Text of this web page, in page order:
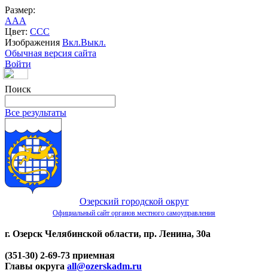
Размер:
AAA
Цвет: CCC
Изображения Вкл.Выкл.
Обычная версия сайта
Войти
Поиск
Все результаты
Озерский городской округ
Официальный сайт органов местного самоуправления
г. Озерск Челябинской области, пр. Ленина, 30а
(351-30) 2-69-73 приемная
Главы округа all@ozerskadm.ru